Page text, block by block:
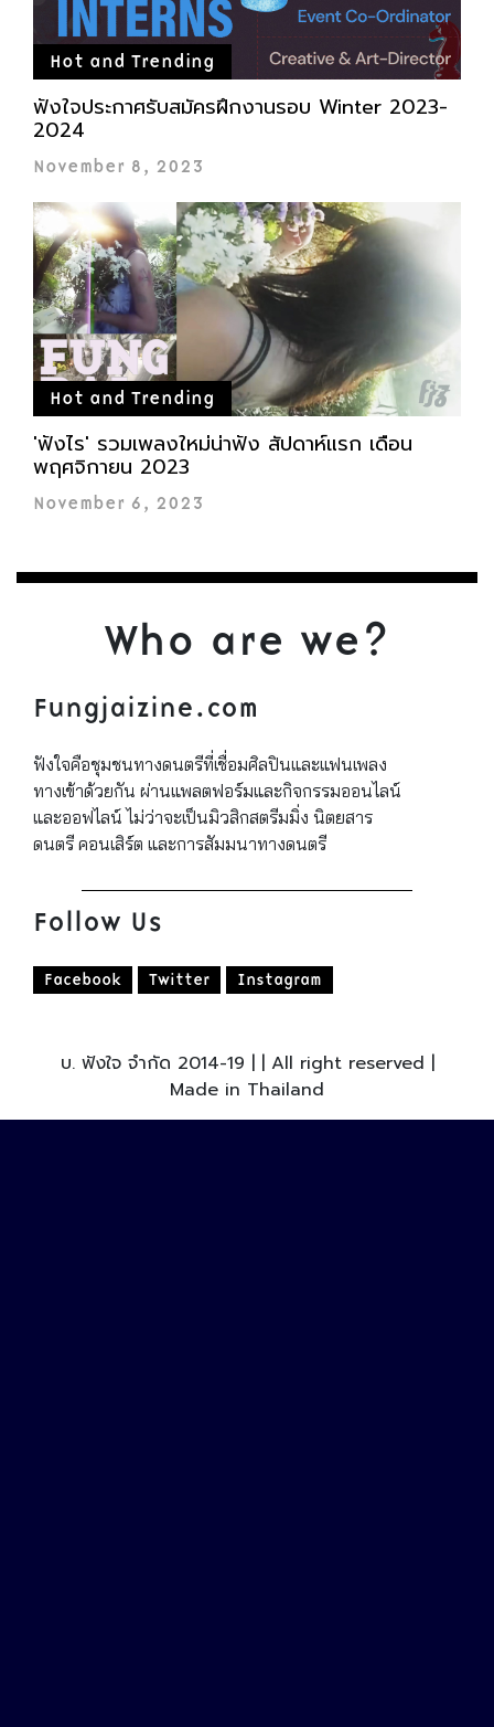
Hot and Trending
ฟังใจประกาศรับสมัครฝึกงานรอบ Winter 2023-
2024
November 8, 2023
Hot and Trending
'ฟังไร' รวมเพลงใหม่น่าฟัง สัปดาห์แรก เดือน
พฤศจิกายน 2023
November 6, 2023
Who are we?
Fungjaizine.com
ฟังใจคือชุมชนทางดนตรีที่เชื่อมศิลปินและแฟนเพลง
ทางเข้าด้วยกัน ผ่านแพลตฟอร์มและกิจกรรมออนไลน์
และออฟไลน์ ไม่ว่าจะเป็นมิวสิกสตรีมมิ่ง นิตยสาร
ดนตรี คอนเสิร์ต และการสัมมนาทางดนตรี
Follow Us
Facebook Twitter Instagram
บ. ฟังใจ จำกัด 2014-19 | | All right reserved |
Made in Thailand